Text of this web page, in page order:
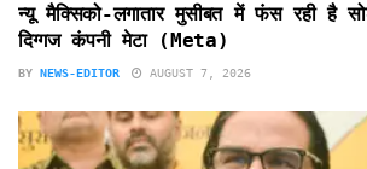
न्यू मैक्सिको-लगातार मुसीबत में फंस रही है
दिग्गज कंपनी मेटा (Meta)
BY NEWS-EDITOR AUGUST 7, 2026